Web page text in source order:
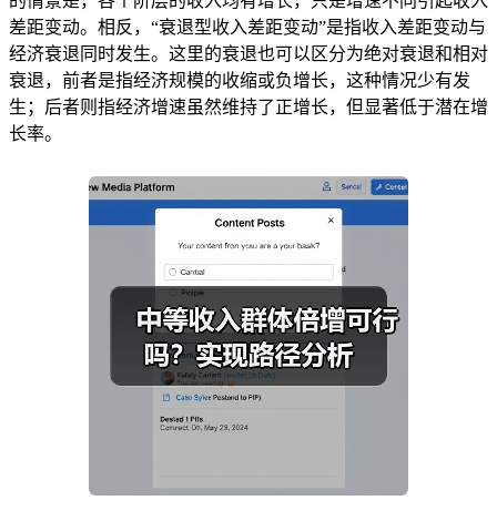
差距变动。相反，“衰退型收入差距变动”是指收入差距变动与
经济衰退同时发生。这里的衰退也可以区分为绝对衰退和相对
衰退，前者是指经济规模的收缩或负增长，这种情况少有发
生；后者则指经济增速虽然维持了正增长，但显著低于潜在增
长率。